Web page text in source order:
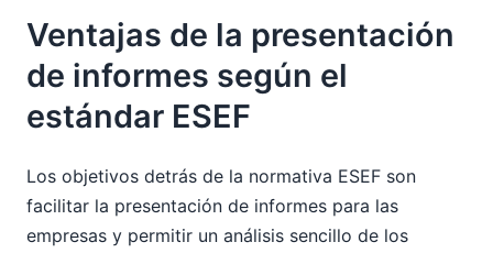
Ventajas de la presentación
de informes según el
estándar ESEF
Los objetivos detrás de la normativa ESEF son
facilitar la presentación de informes para las
empresas y permitir un análisis sencillo de los